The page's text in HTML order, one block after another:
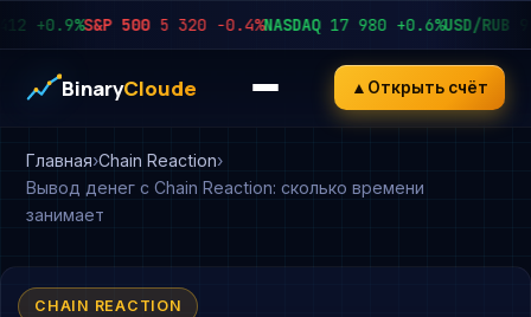
S&P 500 5 320 −0.4%NASDAQ 17 980 +0.6%USD/RUB 92.45
BinaryCloude ▲ Открыть счёт
Главная Chain Reaction
Вывод денег с Chain Reaction: сколько времени
занимает
CHAIN REACTION